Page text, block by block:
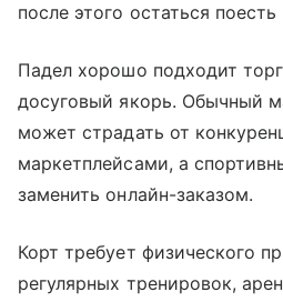
после этого остаться
Падел хорошо подходит
досуговый якорь. Обычный
может страдать от
маркетплейсами, а
заменить онлайн-заказом.
Корт требует физического
регулярных тренировок,